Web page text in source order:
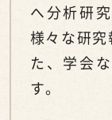
へ分析研
様々な研
た、学会
す。